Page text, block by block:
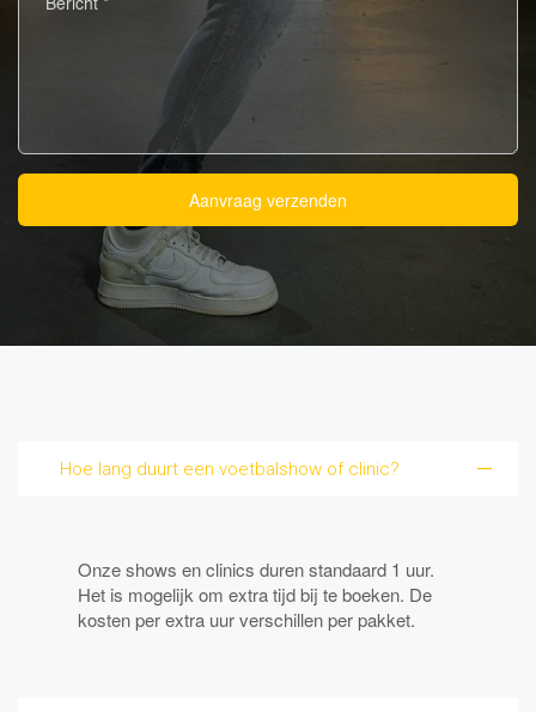
Aanvraag verzenden
Hoe lang duurt een voetbalshow of clinic?
Onze shows en clinics duren standaard 1 uur.
Het is mogelijk om extra tijd bij te boeken. De
kosten per extra uur verschillen per pakket.